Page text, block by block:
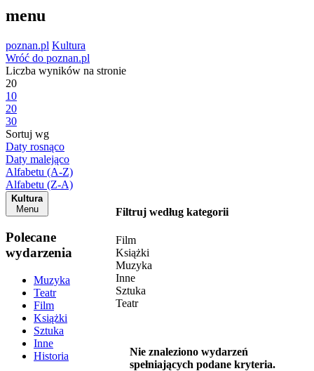
menu
poznan.pl Kultura
Wróć do poznan.pl
Liczba wyników na stronie
20
10
20
30
Sortuj wg
Daty rosnąco
Daty malejąco
Alfabetu (A-Z)
Alfabetu (Z-A)
Kultura
Menu
Polecane
wydarzenia
Muzyka
Teatr
Film
Książki
Sztuka
Inne
Historia
Filtruj według kategorii
Film
Książki
Muzyka
Inne
Sztuka
Teatr
Nie znaleziono wydarzeń
spełniających podane kryteria.